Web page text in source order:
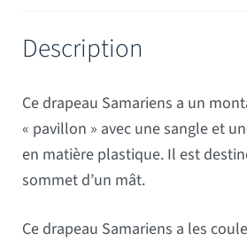
Description
Ce drapeau Samariens a un
« pavillon » avec une sangle et
en matière plastique. Il est
sommet d’un mât.
Ce drapeau Samariens a les